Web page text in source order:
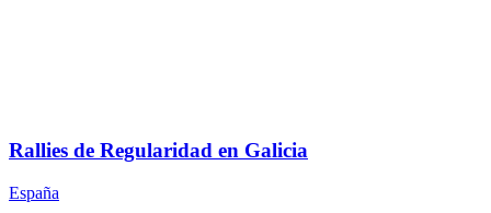
Rallies de Regularidad en Galicia
España